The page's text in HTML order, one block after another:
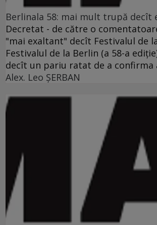
Berlinala 58: mai mult trupă decît
Decretat - de către o
"mai exaltant" decît Festivalul de
Festivalul de la Berlin (a 58-a
decît un pariu ratat de a confirma
Alex. Leo ŞERBAN